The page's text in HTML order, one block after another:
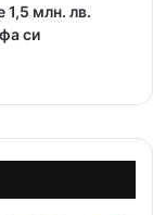
1,5 млн. лв.
си